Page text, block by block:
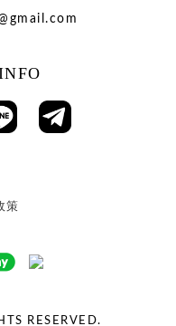
策
RESERVED.